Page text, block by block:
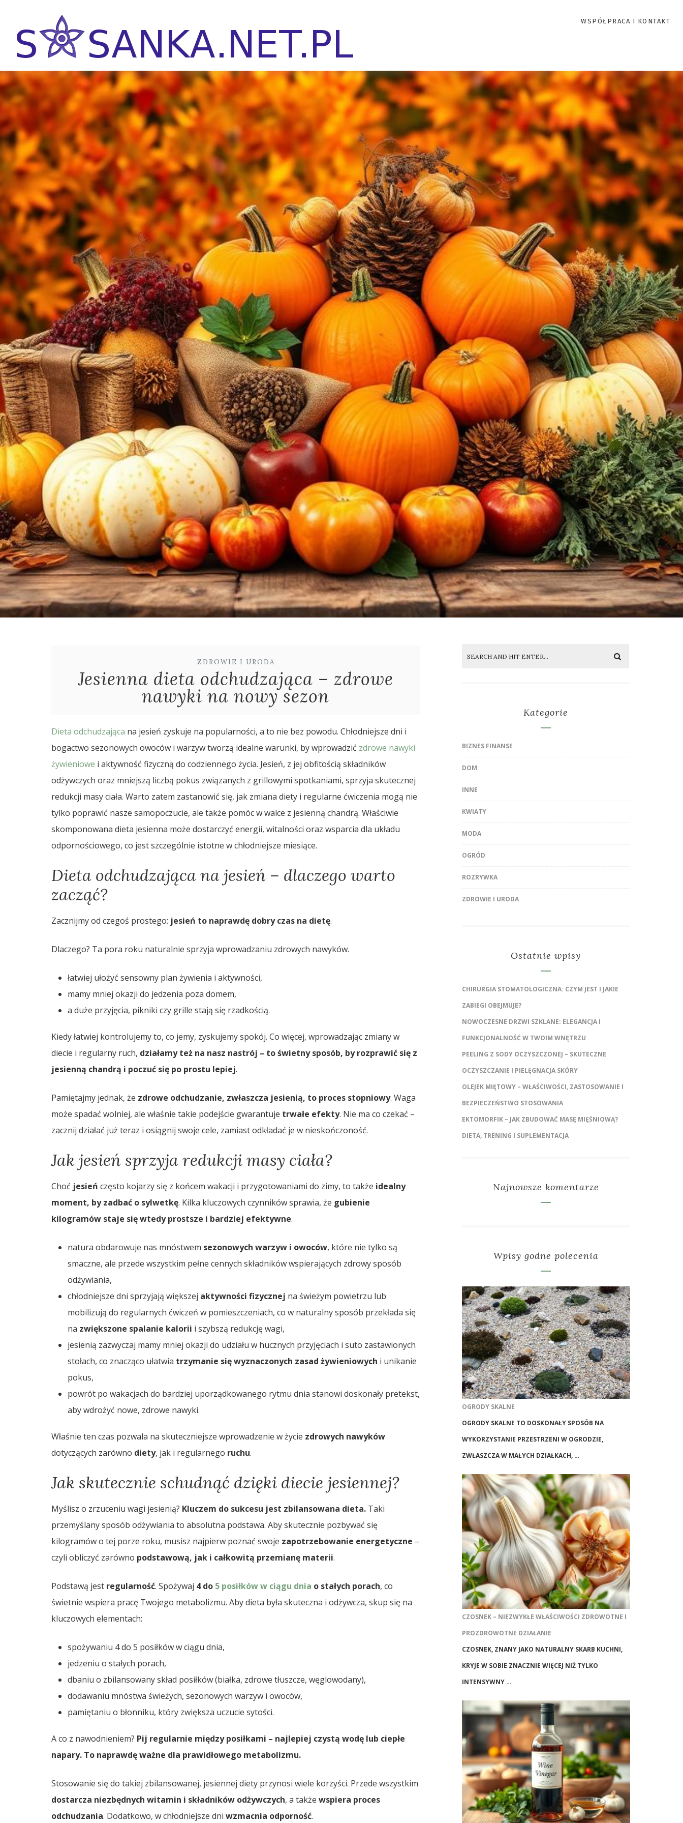
WSPÓŁPRACA I KONTAKT
ZDROWIE I URODA
Jesienna dieta odchudzająca – zdrowe
nawyki na nowy sezon
Dieta odchudzająca na jesień zyskuje na popularności, a to nie bez powodu. Chłodniejsze dni i
bogactwo sezonowych owoców i warzyw tworzą idealne warunki, by wprowadzić zdrowe nawyki
żywieniowe i aktywność fizyczną do codziennego życia. Jesień, z jej obfitością składników
odżywczych oraz mniejszą liczbą pokus związanych z grillowymi spotkaniami, sprzyja skutecznej
redukcji masy ciała. Warto zatem zastanowić się, jak zmiana diety i regularne ćwiczenia mogą nie
tylko poprawić nasze samopoczucie, ale także pomóc w walce z jesienną chandrą. Właściwie
skomponowana dieta jesienna może dostarczyć energii, witalności oraz wsparcia dla układu
odpornościowego, co jest szczególnie istotne w chłodniejsze miesiące.
Dieta odchudzająca na jesień – dlaczego warto
zacząć?
Zacznijmy od czegoś prostego: jesień to naprawdę dobry czas na dietę.
Dlaczego? Ta pora roku naturalnie sprzyja wprowadzaniu zdrowych nawyków.
łatwiej ułożyć sensowny plan żywienia i aktywności,
mamy mniej okazji do jedzenia poza domem,
a duże przyjęcia, pikniki czy grille stają się rzadkością.
Kiedy łatwiej kontrolujemy to, co jemy, zyskujemy spokój. Co więcej, wprowadzając zmiany w
diecie i regularny ruch, działamy też na nasz nastrój – to świetny sposób, by rozprawić się z
jesienną chandrą i poczuć się po prostu lepiej.
Pamiętajmy jednak, że zdrowe odchudzanie, zwłaszcza jesienią, to proces stopniowy. Waga
może spadać wolniej, ale właśnie takie podejście gwarantuje trwałe efekty. Nie ma co czekać –
zacznij działać już teraz i osiągnij swoje cele, zamiast odkładać je w nieskończoność.
Jak jesień sprzyja redukcji masy ciała?
Choć jesień często kojarzy się z końcem wakacji i przygotowaniami do zimy, to także idealny
moment, by zadbać o sylwetkę. Kilka kluczowych czynników sprawia, że gubienie
kilogramów staje się wtedy prostsze i bardziej efektywne.
natura obdarowuje nas mnóstwem sezonowych warzyw i owoców, które nie tylko są
smaczne, ale przede wszystkim pełne cennych składników wspierających zdrowy sposób
odżywiania,
chłodniejsze dni sprzyjają większej aktywności fizycznej na świeżym powietrzu lub
mobilizują do regularnych ćwiczeń w pomieszczeniach, co w naturalny sposób przekłada się
na zwiększone spalanie kalorii i szybszą redukcję wagi,
jesienią zazwyczaj mamy mniej okazji do udziału w hucznych przyjęciach i suto zastawionych
stołach, co znacząco ułatwia trzymanie się wyznaczonych zasad żywieniowych i unikanie
pokus,
powrót po wakacjach do bardziej uporządkowanego rytmu dnia stanowi doskonały pretekst,
aby wdrożyć nowe, zdrowe nawyki.
Właśnie ten czas pozwala na skuteczniejsze wprowadzenie w życie zdrowych nawyków
dotyczących zarówno diety, jak i regularnego ruchu.
Jak skutecznie schudnąć dzięki diecie jesiennej?
Myślisz o zrzuceniu wagi jesienią? Kluczem do sukcesu jest zbilansowana dieta.Taki
przemyślany sposób odżywiania to absolutna podstawa. Aby skutecznie pozbywać się
kilogramów o tej porze roku, musisz najpierw poznać swoje zapotrzebowanie energetyczne –
czyli obliczyć zarówno podstawową, jak i całkowitą przemianę materii.
Podstawą jest regularność. Spożywaj 4 do 5 posiłków w ciągu dnia o stałych porach, co
świetnie wspiera pracę Twojego metabolizmu. Aby dieta była skuteczna i odżywcza, skup się na
kluczowych elementach:
spożywaniu 4 do 5 posiłków w ciągu dnia,
jedzeniu o stałych porach,
dbaniu o zbilansowany skład posiłków (białka, zdrowe tłuszcze, węglowodany),
dodawaniu mnóstwa świeżych, sezonowych warzyw i owoców,
pamiętaniu o błonniku, który zwiększa uczucie sytości.
A co z nawodnieniem? Pij regularnie między posiłkami – najlepiej czystą wodę lub ciepłe
napary. To naprawdę ważne dla prawidłowego metabolizmu.
Stosowanie się do takiej zbilansowanej, jesiennej diety przynosi wiele korzyści. Przede wszystkim
dostarcza niezbędnych witamin i składników odżywczych, a także wspiera proces
odchudzania. Dodatkowo, w chłodniejsze dni wzmacnia odporność.
Kategorie
BIZNES FINANSE
DOM
INNE
KWIATY
MODA
OGRÓD
ROZRYWKA
ZDROWIE I URODA
Ostatnie wpisy
CHIRURGIA STOMATOLOGICZNA: CZYM JEST I JAKIE
ZABIEGI OBEJMUJE?
NOWOCZESNE DRZWI SZKLANE: ELEGANCJA I
FUNKCJONALNOŚĆ W TWOIM WNĘTRZU
PEELING Z SODY OCZYSZCZONEJ – SKUTECZNE
OCZYSZCZANIE I PIELĘGNACJA SKÓRY
OLEJEK MIĘTOWY – WŁAŚCIWOŚCI, ZASTOSOWANIE I
BEZPIECZEŃSTWO STOSOWANIA
EKTOMORFIK – JAK ZBUDOWAĆ MASĘ MIĘŚNIOWĄ?
DIETA, TRENING I SUPLEMENTACJA
Najnowsze komentarze
Wpisy godne polecenia
OGRODY SKALNE
OGRODY SKALNE TO DOSKONAŁY SPOSÓB NA
WYKORZYSTANIE PRZESTRZENI W OGRODZIE,
ZWŁASZCZA W MAŁYCH DZIAŁKACH, …
CZOSNEK – NIEZWYKŁE WŁAŚCIWOŚCI ZDROWOTNE I
PROZDROWOTNE DZIAŁANIE
CZOSNEK, ZNANY JAKO NATURALNY SKARB KUCHNI,
KRYJE W SOBIE ZNACZNIE WIĘCEJ NIŻ TYLKO
INTENSYWNY …